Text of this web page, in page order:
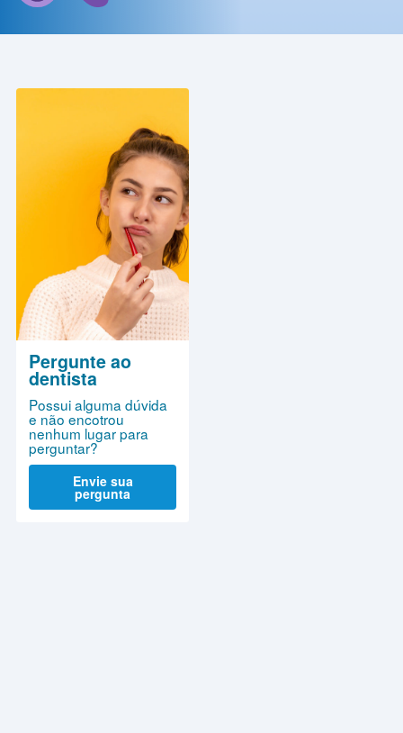
Contato
de
Pergunte ao
dentista
Possui alguma dúvida
e não encotrou
nenhum lugar para
perguntar?
Envie sua
pergunta